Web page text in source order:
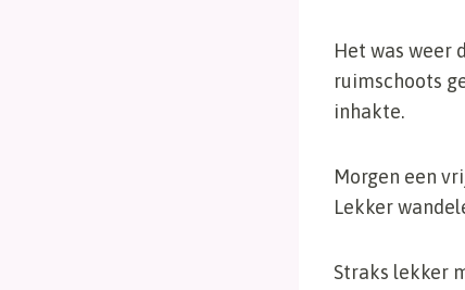
Het was weer
ruimschoots
inhakte.
Morgen een
Lekker
Straks lekker